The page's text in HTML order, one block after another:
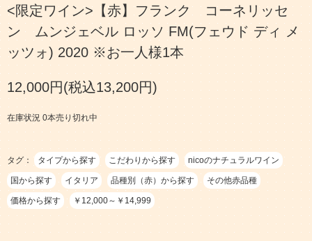
<限定ワイン>【赤】フランク コーネリッセ
ン ムンジェベル ロッソ FM(フェウド ディ メ
ッツォ) 2020 ※お一人様1本
12,000円(税込13,200円)
在庫状況 0本売り切れ中
タグ： タイプから探す こだわりから探す nicoのナチュラルワイン
国から探す イタリア 品種別（赤）から探す その他赤品種
価格から探す ￥12,000～￥14,999